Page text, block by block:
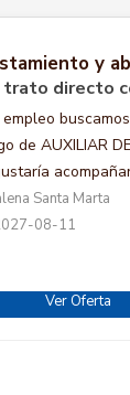
y
trato directo
de AUXILIAR
Santa Marta
08-11
Ver Oferta